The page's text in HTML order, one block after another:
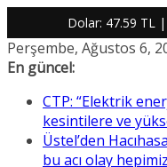
Dolar: 47.59 TL|
Skip
to
Perşembe, Ağustos 6,
En güncel:
CTP: “Elektrik
kesintilere ve
Üstel’den
bu acı olay